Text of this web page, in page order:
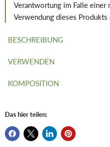
Verantwortung im Falle einer
Verwendung dieses Produkts
BESCHREIBUNG
Silbermetall wird seit der
genau dosiert und
Natürliches kolloidales Silber
Anwendungen ab und ist ein
täglichen Pflege
.
VERWENDEN
Das Schweizer Gesetz
kolloidalem Silber zu stellen.
Für den internen und
KOMPOSITION
10 mg/L)
Das hier teilen: